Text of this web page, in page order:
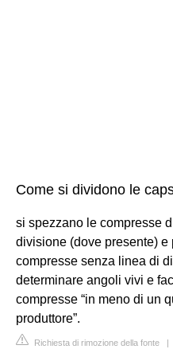
Come si dividono le
si spezzano le compresse
divisione (dove presente)
compresse senza linea di
determinare angoli vivi e
compresse “in meno di un
produttore”.
Richiesta di rimozione della fonte |